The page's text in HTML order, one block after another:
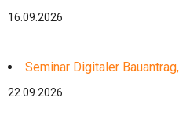
16.09.2026
Seminar Digitaler
22.09.2026